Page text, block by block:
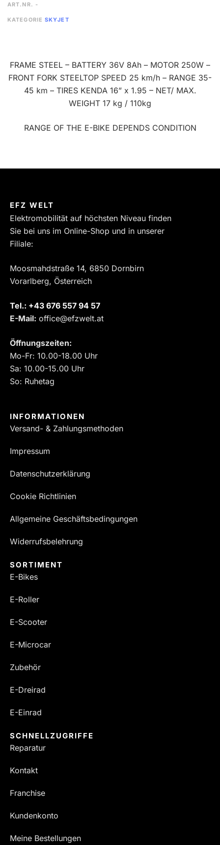
ART.NR. -
KATEGORIE SKYJET
FRAME STEEL – BATTERY 36V 8Ah – MOTOR 250W –
FRONT FORK STEELTOP SPEED 25 km/h – RANGE 35-
45 km – TIRES KENDA 16” x 1.95 – NET/ MAX.
WEIGHT 17 kg / 110kg
RANGE OF THE E-BIKE DEPENDS CONDITION
EFZ WELT
Elektromobilität auf höchsten Niveau finden
Sie bei uns im Online-Shop und in unserer
Filiale:
Moosmahdstraße 14, 6850 Dornbirn
Vorarlberg, Österreich
Tel.: ‎+43 676 557 94 57
E-Mail: office@efzwelt.at
Öffnungszeiten:
Mo-Fr: 10.00-18.00 Uhr
Sa: 10.00-15.00 Uhr
So: Ruhetag
INFORMATIONEN
Versand- & Zahlungsmethoden
Impressum
Datenschutzerklärung
Cookie Richtlinien
Allgemeine Geschäftsbedingungen
Widerrufsbelehrung
SORTIMENT
E-Bikes
E-Roller
E-Scooter
E-Microcar
Zubehör
E-Dreirad
E-Einrad
SCHNELLZUGRIFFE
Reparatur
Kontakt
Franchise
Kundenkonto
Meine Bestellungen